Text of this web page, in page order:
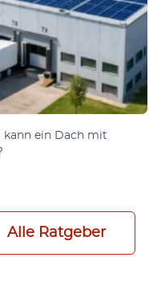
kann ein Dach mit
Alle Ratgeber